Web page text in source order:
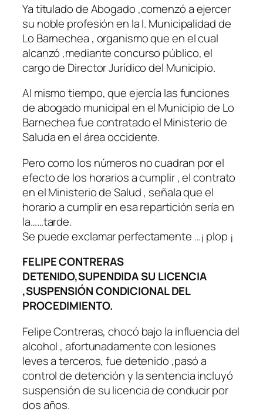
Ya titulado de Abogado ,comenzó a ejercer
su noble profesión en la I. Municipalidad de
Lo Barnechea , organismo que en el cual
alcanzó ,mediante concurso público, el
cargo de Director Jurídico del Municipio.
Al mismo tiempo, que ejercía las funciones
de abogado municipal en el Municipio de Lo
Barnechea fue contratado el Ministerio de
Saluda en el área occidente.
Pero como los números no cuadran por el
efecto de los horarios a cumplir , el contrato
en el Ministerio de Salud , señala que el
horario a cumplir en esa repartición sería en
la……tarde.
Se puede exclamar perfectamente …¡ plop ¡
FELIPE CONTRERAS
DETENIDO,SUPENDIDA SU LICENCIA
,SUSPENSIÓN CONDICIONAL DEL
PROCEDIMIENTO.
Felipe Contreras, chocó bajo la influencia del
alcohol , afortunadamente con lesiones
leves a terceros, fue detenido ,pasó a
control de detención y la sentencia incluyó
suspensión de su licencia de conducir por
dos años.